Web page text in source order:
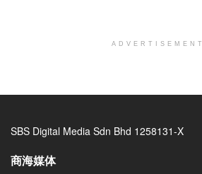
ADVERTISEMENT
SBS Digital Media Sdn Bhd 1258131-X
商海媒体